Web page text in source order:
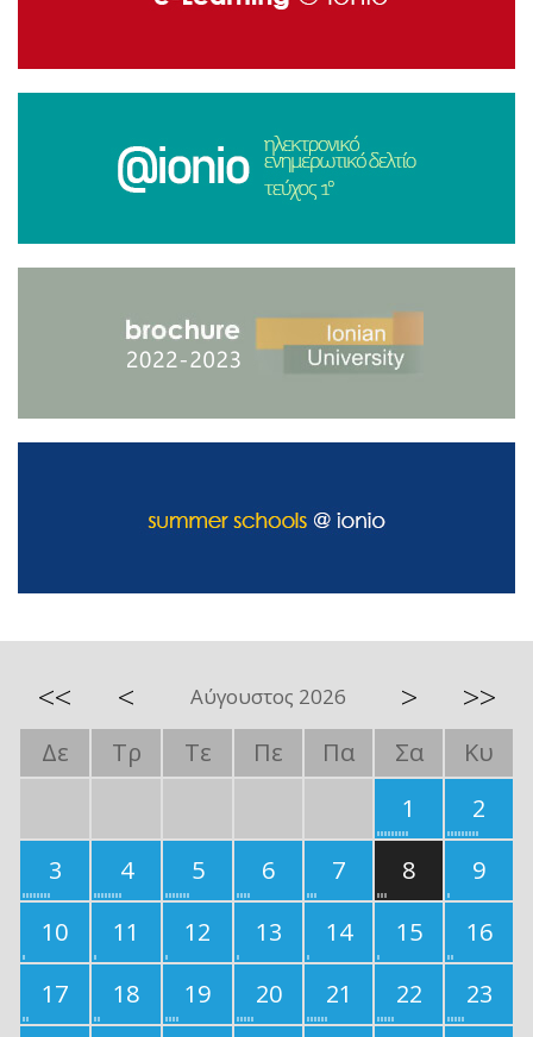
<< < Αύγουστος 2026 > >>
Δε Τρ Τε Πε Πα Σα
Κυ
1
2
3
4 5 6 7 8
9
10
11 12 13 14 15
16
17
18 19 20 21 22
23